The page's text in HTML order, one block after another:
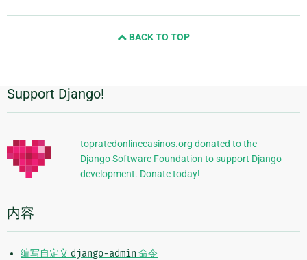
BACK TO TOP
附
加
信
息
Support Django!
topratedonlinecasinos.org donated to the
Django Software Foundation to support Django
development. Donate today!
内容
编写自定义 django-admin 命令